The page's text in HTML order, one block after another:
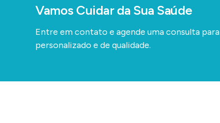
Vamos Cuidar da Sua Saúde
Entre em contato e agende uma consulta
personalizado e de qualidade.